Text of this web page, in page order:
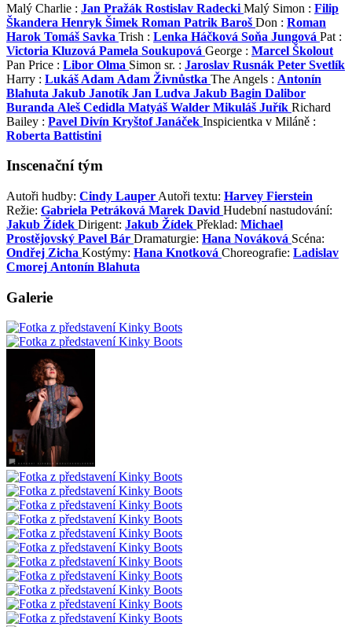
Malý Charlie : Jan Pražák Rostislav Radecki Malý Simon : Filip
Škandera Henryk Šimek Roman Patrik Baroš Don : Roman
Harok Tomáš Savka Trish : Lenka Háčková Soňa Jungová Pat :
Victoria Kluzová Pamela Soukupová George : Marcel Školout
Pan Price : Libor Olma Simon sr. : Jaroslav Rusnák Peter Svetlík
Harry : Lukáš Adam Adam Živnůstka The Angels : Antonín
Blahuta Jakub Janotík Jan Ludva Jakub Bagin Dalibor
Buranda Aleš Cedidla Matyáš Walder Mikuláš Juřík Richard
Bailey : Pavel Divín Kryštof Janáček Inspicientka v Miláně :
Roberta Battistini
Inscenační tým
Autoři hudby: Cindy Lauper Autoři textu: Harvey Fierstein
Režie: Gabriela Petráková Marek David Hudební nastudování:
Jakub Žídek Dirigent: Jakub Žídek Překlad: Michael
Prostějovský Pavel Bár Dramaturgie: Hana Nováková Scéna:
Ondřej Zicha Kostýmy: Hana Knotková Choreografie: Ladislav
Cmorej Antonín Blahuta
Galerie